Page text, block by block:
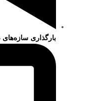
بارگذاری